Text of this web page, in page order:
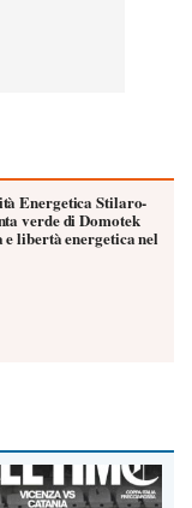
Energetica Stilaro-
verde di Domotek
e libertà energetica nel